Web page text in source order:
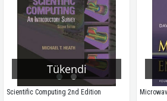
Tükendi
Scientific Computing 2nd Edition